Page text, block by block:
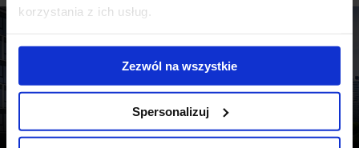
korzystania z ich usług.
Zezwól na wszystkie
Spersonalizuj
Regionalne rynki biurowe w Polsce, II kw. 2026 r.